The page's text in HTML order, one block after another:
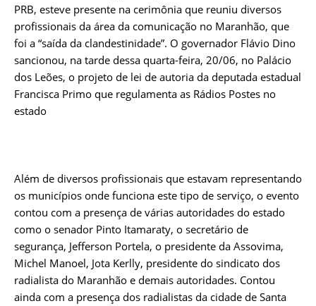
PRB, esteve presente na cerimônia que reuniu diversos
profissionais da área da comunicação no Maranhão, que
foi a “saída da clandestinidade”. O governador Flávio Dino
sancionou, na tarde dessa quarta-feira, 20/06, no Palácio
dos Leões, o projeto de lei de autoria da deputada estadual
Francisca Primo que regulamenta as Rádios Postes no
estado
Além de diversos profissionais que estavam representando
os municípios onde funciona este tipo de serviço, o evento
contou com a presença de várias autoridades do estado
como o senador Pinto Itamaraty, o secretário de
segurança, Jefferson Portela, o presidente da Assovima,
Michel Manoel, Jota Kerlly, presidente do sindicato dos
radialista do Maranhão e demais autoridades. Contou
ainda com a presença dos radialistas da cidade de Santa